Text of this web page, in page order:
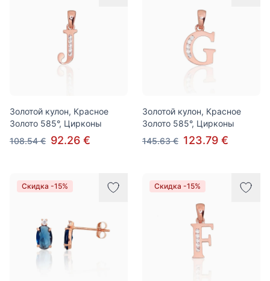
Золотой кулон, Красное
Золото 585°, Цирконы
108.54 € 92.26 €
Золотой кулон, Красное
Золото 585°, Цирконы
145.63 € 123.79 €
Скидка -15% Скидка -15%